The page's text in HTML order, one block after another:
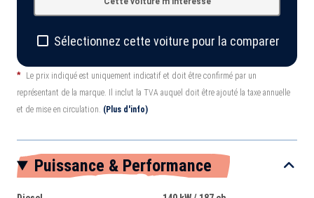
Sélectionnez cette voiture pour la comparer
*
Le prix indiqué est uniquement indicatif et doit être confirmé par un
représentant de la marque. Il inclut la TVA auquel doit être ajouté la taxe annuelle
et de mise en circulation. (Plus d'info)
Puissance & Performance